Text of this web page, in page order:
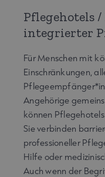
Pflegehotels
integrierter
Für Menschen mit
Einschränkungen,
Angehörige
können
Sie verbinden
professioneller
Hilfe oder
Auch wenn der